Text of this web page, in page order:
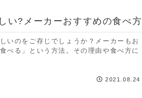
い?メーカーおすすめの食べ方
いのをご存じでしょうか？メーカーもお
べる」という方法。その理由や食べ方に
2021.08.24